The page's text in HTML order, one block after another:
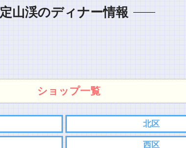
定山渓のディナー情報
ショップ一覧
北区
西区